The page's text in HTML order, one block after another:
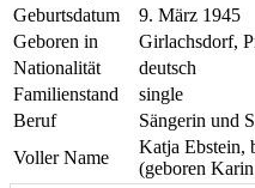
Geburtsdatum
9. März 1945
Geboren in
Girlachsdorf,
Nationalität
deutsch
Familienstand
single
Beruf
Sängerin und
Voller Name
Katja Ebstein,
(geboren